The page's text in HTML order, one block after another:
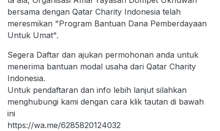
bersama dengan Qatar Charity Indonesia telah
meresmikan "Program Bantuan Dana Pemberdayaan
Untuk Umat".
Segera Daftar dan ajukan permohonan anda untuk
menerima bantuan modal usaha dari Qatar Charity
Indonesia.
Untuk pendaftaran dan info lebih lanjut silahkan
menghubungi kami dengan cara klik tautan di bawah
ini
https://wa.me/6285820124032